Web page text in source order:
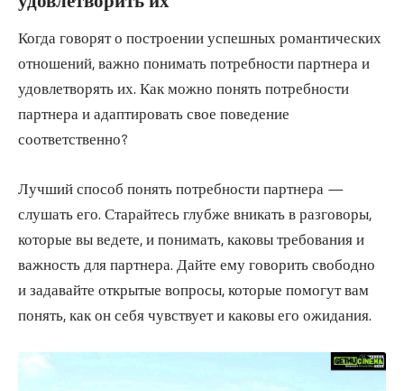
Когда говорят о построении успешных романтических
отношений, важно понимать потребности партнера и
удовлетворять их. Как можно понять потребности
партнера и адаптировать свое поведение
соответственно?
Лучший способ понять потребности партнера —
слушать его. Старайтесь глубже вникать в разговоры,
которые вы ведете, и понимать, каковы требования и
важность для партнера. Дайте ему говорить свободно
и задавайте открытые вопросы, которые помогут вам
понять, как он себя чувствует и каковы его ожидания.